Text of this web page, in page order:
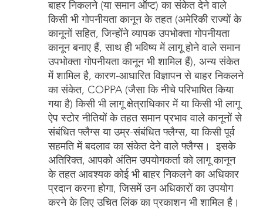
बाहर निकलने (या समान ऑप्ट) का संकेत देने वाले
किसी भी गोपनीयता कानून के तहत (अमेरिकी राज्यों के
कानूनों सहित, जिन्होंने व्यापक उपभोक्ता गोपनीयता
कानून बनाए हैं, साथ ही भविष्य में लागू होने वाले समान
उपभोक्ता गोपनीयता कानून भी शामिल हैं), अन्य संकेत
में शामिल है, कारण-आधारित विज्ञापन से बाहर निकलने
का संकेत, COPPA (जैसा कि नीचे परिभाषित किया
गया है) किसी भी लागू क्षेत्राधिकार में या किसी भी लागू
ऐप स्टोर नीतियों के तहत समान प्रभाव वाले कानूनों से
संबंधित फ्लैग्स या उम्र-संबंधित फ्लैग्स, या किसी पूर्व
सहमति में बदलाव का संकेत देने वाले फ्लैग्स। इसके
अतिरिक्त, आपको अंतिम उपयोगकर्ता को लागू कानून
के तहत आवश्यक कोई भी बाहर निकलने का अधिकार
प्रदान करना होगा, जिसमें उन अधिकारों का उपयोग
करने के लिए उचित लिंक का प्रकाशन भी शामिल है।